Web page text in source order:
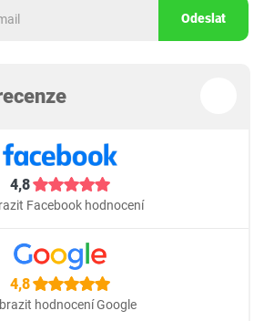
Odeslat
4,8
Facebook hodnocení
4,8
hodnocení Google